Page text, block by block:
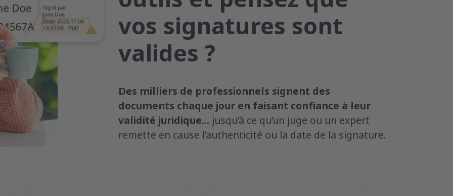
vos signatures sont
valides ?
Des milliers de professionnels signent des
documents chaque jour en faisant confiance à leur
validité juridique... jusqu’à ce qu’un juge ou un expert
remette en cause l’authenticité ou la date de la signature.